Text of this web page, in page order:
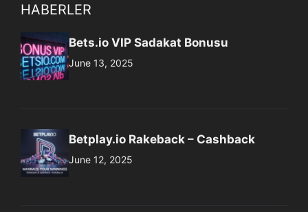
HABERLER
Bets.io VIP Sadakat Bonusu
June 13, 2025
Betplay.io Rakeback – Cashback
June 12, 2025